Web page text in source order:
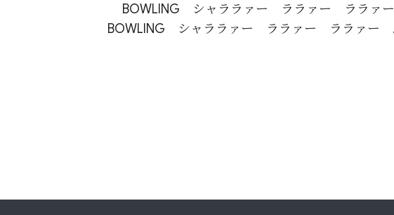
BOWLING　シャララァー　ララァー　ララァー